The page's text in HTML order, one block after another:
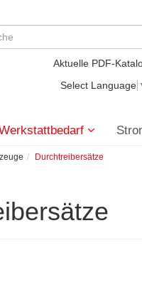
Aktuelle PDF-
Select Language
Durchtreibersätze